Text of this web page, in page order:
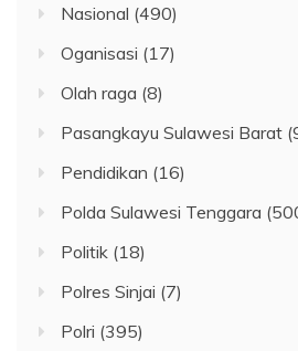
Nasional (490)
Oganisasi (17)
Olah raga (8)
Pasangkayu Sulawesi Barat
Pendidikan (16)
Polda Sulawesi Tenggara
Politik (18)
Polres Sinjai (7)
Polri (395)